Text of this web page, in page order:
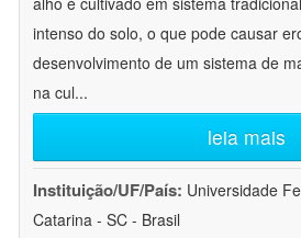
intenso do solo, o que pode causar
desenvolvimento de um sistema de
na cul...
leia mais
Instituição/UF/País: Universidade
Catarina - SC - Brasil